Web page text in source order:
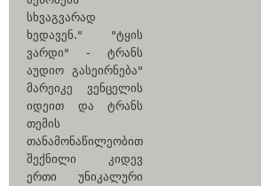
სხვაგვარად
ხედავენ." "ტყის
ვარდი" - ტრანს
აუდიო გასეირნება"
მარეიკე ვენცელის
იდეით და ტრანს
თემის
თანამონაწილეობით
შექნილი კიდევ
ერთი უნიკალური